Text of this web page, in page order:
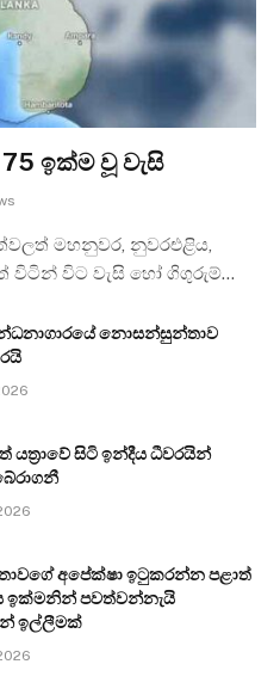
ඉක්ම වූ වැසි
මහනුවර, නුවරඑළිය,
විටින් විට වැසි හෝ ගිගුරුම්…
නොසන්සුන්තාව
යත්‍රාවේ සිටි ඉන්දීය ධීවරයින්
අපේක්ෂා ඉටුකරන්න පළාත්
ඉක්මනින් පවත්වන්නැයි
ඉල්ලීමක්